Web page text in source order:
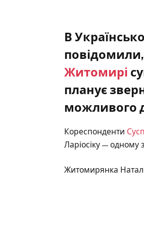
В
Житомирі
планує
можливого
Кореспонденти
Ларіосіку — одному
Житомирянка